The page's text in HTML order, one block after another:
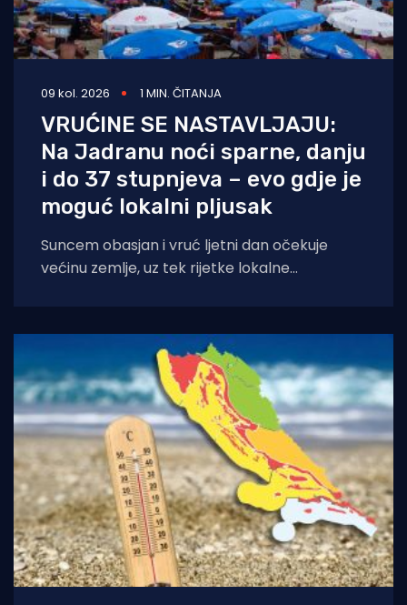
09 kol. 2026 1 MIN. ČITANJA
VRUĆINE SE NASTAVLJAJU:
Na Jadranu noći sparne, danju
i do 37 stupnjeva – evo gdje je
moguć lokalni pljusak
Suncem obasjan i vruć ljetni dan očekuje
većinu zemlje, uz tek rijetke lokalne